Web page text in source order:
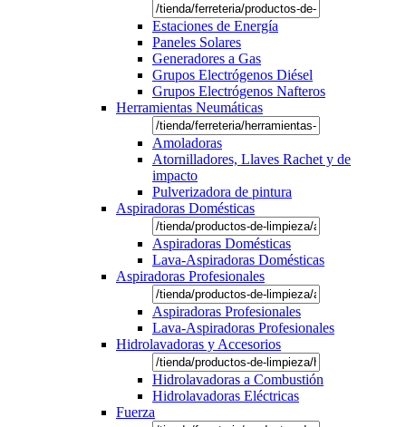
Estaciones de Energía
Paneles Solares
Generadores a Gas
Grupos Electrógenos Diésel
Grupos Electrógenos Nafteros
Herramientas Neumáticas
Amoladoras
Atornilladores, Llaves Rachet y de
impacto
Pulverizadora de pintura
Aspiradoras Domésticas
Aspiradoras Domésticas
Lava-Aspiradoras Domésticas
Aspiradoras Profesionales
Aspiradoras Profesionales
Lava-Aspiradoras Profesionales
Hidrolavadoras y Accesorios
Hidrolavadoras a Combustión
Hidrolavadoras Eléctricas
Fuerza